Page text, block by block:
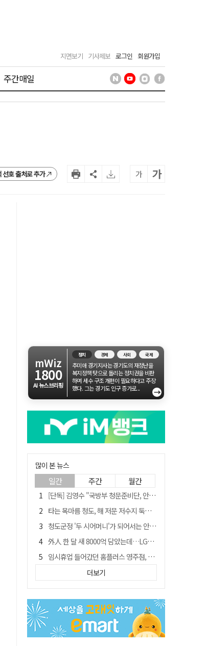
지면보기 기사제보 로그인 회원가입
주간매일
선호 출처로 추가 가 가
mWiz
1800
AI 뉴스브리핑
정치 경제 사회 국제
추미애 경기지사는 경기도의 재정난을
복지정책 탓으로 돌리는 정치권을 비판
하며 세수 구조 개편이 필요하다고 주장
했다. 그는 경기도 인구 증가로...
→
많이 본 뉴스
일간 주간 월간
[단독] 김영수 "국방부 청문준비단, 안규백 탈영 알고있었다"
타는 목마름 청도, 해 저문 저수지 둑에 군수가 서 있었다
청도군정 '두 시어머니'가 되어서는 안된다
外人 한 달 새 8000억 담았는데…LG이노텍 목표주가는 왜 엇갈릴까
임시휴업 들어갔던 홈플러스 영주점, 7일 영업 재개…지하 1층만 운영
신세계사이먼, 대구 아울렛 토지매매 계약 체결… 사업 본궤도
"폐기 버스 개조해 청년주택" 與 황희…'딸 학비는 年 4200만원'
이의준 전 경북도 새마을봉사과장, 제28대 울릉군 부군수 취임
"상법개정해도 주주가 '봉'"…하이닉스 솔리다임 상장설에 술렁[개미와글와글]
더보기